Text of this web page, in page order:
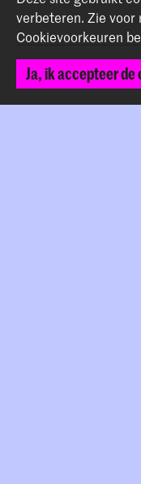
Prinsessegracht 4
2514 AN Den Haag
+31 (0) 70 315 47 77
verbeteren. Zie voor
Cookievoorkeuren
Ja, ik accepteer de